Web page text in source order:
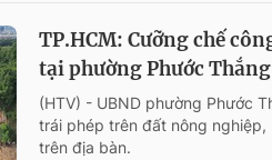
TP.HCM: Cưỡng chế
tại phường Phước Thắng
(HTV) - UBND phường Phước
trái phép trên đất nông
trên địa bàn.